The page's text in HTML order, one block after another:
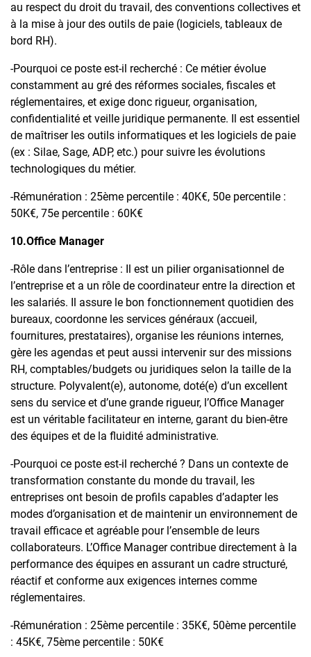
au respect du droit du travail, des conventions collectives et
à la mise à jour des outils de paie (logiciels, tableaux de
bord RH).
-Pourquoi ce poste est-il recherché : Ce métier évolue
constamment au gré des réformes sociales, fiscales et
réglementaires, et exige donc rigueur, organisation,
confidentialité et veille juridique permanente. Il est essentiel
de maîtriser les outils informatiques et les logiciels de paie
(ex : Silae, Sage, ADP, etc.) pour suivre les évolutions
technologiques du métier.
-Rémunération : 25ème percentile : 40K€, 50e percentile :
50K€, 75e percentile : 60K€
10.Office Manager
-Rôle dans l’entreprise : Il est un pilier organisationnel de
l’entreprise et a un rôle de coordinateur entre la direction et
les salariés. Il assure le bon fonctionnement quotidien des
bureaux, coordonne les services généraux (accueil,
fournitures, prestataires), organise les réunions internes,
gère les agendas et peut aussi intervenir sur des missions
RH, comptables/budgets ou juridiques selon la taille de la
structure. Polyvalent(e), autonome, doté(e) d’un excellent
sens du service et d’une grande rigueur, l’Office Manager
est un véritable facilitateur en interne, garant du bien-être
des équipes et de la fluidité administrative.
-Pourquoi ce poste est-il recherché ? Dans un contexte de
transformation constante du monde du travail, les
entreprises ont besoin de profils capables d’adapter les
modes d’organisation et de maintenir un environnement de
travail efficace et agréable pour l’ensemble de leurs
collaborateurs. L’Office Manager contribue directement à la
performance des équipes en assurant un cadre structuré,
réactif et conforme aux exigences internes comme
réglementaires.
-Rémunération : 25ème percentile : 35K€, 50ème percentile
: 45K€, 75ème percentile : 50K€